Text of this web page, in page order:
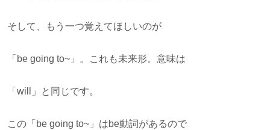
そして、もう一つ覚えてほしいのが
「be going to~」。これも未来形。意味は
「will」と同じです。
この「be going to~」はbe動詞があるので